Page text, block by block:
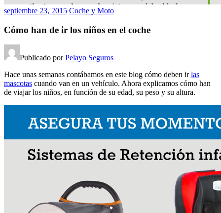
septiembre 23, 2015 Coche y Moto
Cómo han de ir los niños en el coche
Publicado porPelayo Seguros
Hace unas semanas contábamos en este blog cómo deben irlas
mascotas cuando van en un vehículo. Ahora explicamos cómo han
de viajar los niños, en función de su edad, su peso y su altura.